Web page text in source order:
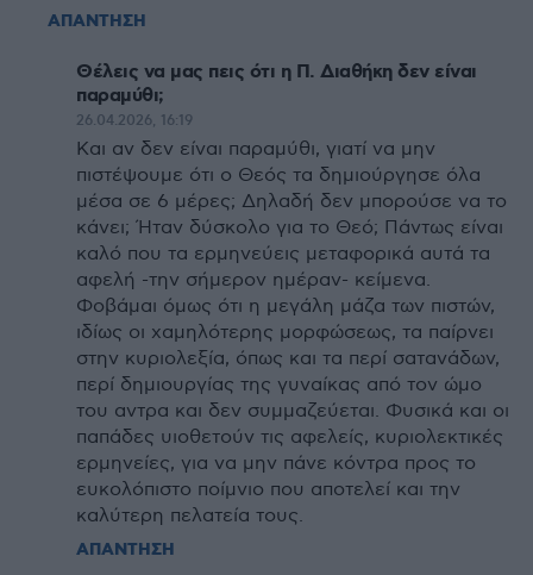
ΑΠΑΝΤΗΣΗ
Θέλεις να μας πεις ότι η Π. Διαθήκη δεν είναι
παραμύθι;
26.04.2026, 16:19
Και αν δεν είναι παραμύθι, γιατί να μην
πιστέψουμε ότι ο Θεός τα δημιούργησε όλα
μέσα σε 6 μέρες; Δηλαδή δεν μπορούσε να το
κάνει; Ήταν δύσκολο για το Θεό; Πάντως είναι
καλό που τα ερμηνεύεις μεταφορικά αυτά τα
αφελή -την σήμερον ημέραν- κείμενα.
Φοβάμαι όμως ότι η μεγάλη μάζα των πιστών,
ιδίως οι χαμηλότερης μορφώσεως, τα παίρνει
στην κυριολεξία, όπως και τα περί σατανάδων,
περί δημιουργίας της γυναίκας από τον ώμο
του αντρα και δεν συμμαζεύεται. Φυσικά και οι
παπάδες υιοθετούν τις αφελείς, κυριολεκτικές
ερμηνείες, για να μην πάνε κόντρα προς το
ευκολόπιστο ποίμνιο που αποτελεί και την
καλύτερη πελατεία τους.
ΑΠΑΝΤΗΣΗ